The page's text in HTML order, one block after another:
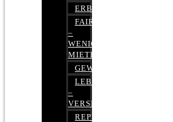
ERBRECHT
FAIRMIETEN
–
WENIGER
MIETE
GEWERBERECHT
LEBENSVERSICHERUNG
–
VERSICHERUNGSRECHT
REPUTATIONSRECHT